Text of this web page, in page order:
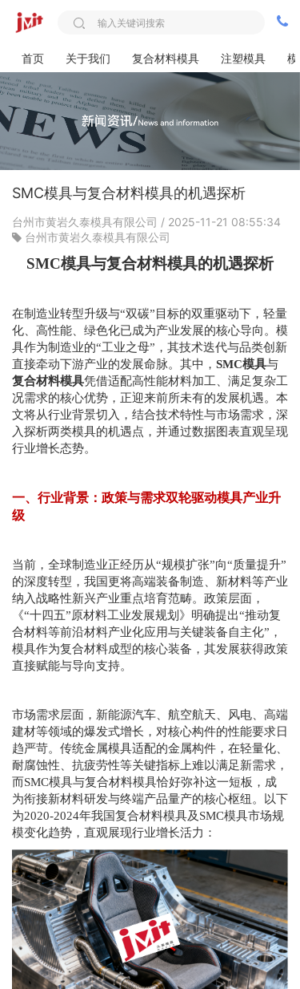
首页 关于我们 复合材料模具 注塑模具 模
SMC模具与复合材料模具的机遇探析
台州市黄岩久泰模具有限公司 / 2025-11-21 08:55:34
台州市黄岩久泰模具有限公司
SMC模具与复合材料模具的机遇探析
在制造业转型升级与“双碳”目标的双重驱动下，轻量
化、高性能、绿色化已成为产业发展的核心导向。模
具作为制造业的“工业之母”，其技术迭代与品类创新
直接牵动下游产业的发展命脉。其中， SMC模具与
复合材料模具凭借适配高性能材料加工、满足复杂工
况需求的核心优势，正迎来前所未有的发展机遇。本
文将从行业背景切入，结合技术特性与市场需求，深
入探析两类模具的机遇点，并通过数据图表直观呈现
行业增长态势。
一、行业背景：政策与需求双轮驱动模具产业升
级
当前，全球制造业正经历从“规模扩张”向“质量提升”
的深度转型，我国更将高端装备制造、新材料等产业
纳入战略性新兴产业重点培育范畴。政策层面，
《“十四五”原材料工业发展规划》明确提出“推动复
合材料等前沿材料产业化应用与关键装备自主化”，
模具作为复合材料成型的核心装备，其发展获得政策
直接赋能与导向支持。
市场需求层面，新能源汽车、航空航天、风电、高端
建材等领域的爆发式增长，对核心构件的性能要求日
趋严苛。传统金属模具适配的金属构件，在轻量化、
耐腐蚀性、抗疲劳性等关键指标上难以满足新需求，
而SMC模具与复合材料模具恰好弥补这一短板，成
为衔接新材料研发与终端产品量产的核心枢纽。以下
为2020-2024年我国复合材料模具及SMC模具市场规
模变化趋势，直观展现行业增长活力：